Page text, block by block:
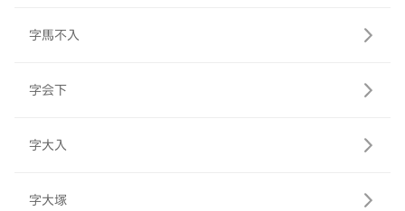
字馬不入
字会下
字大入
字大塚